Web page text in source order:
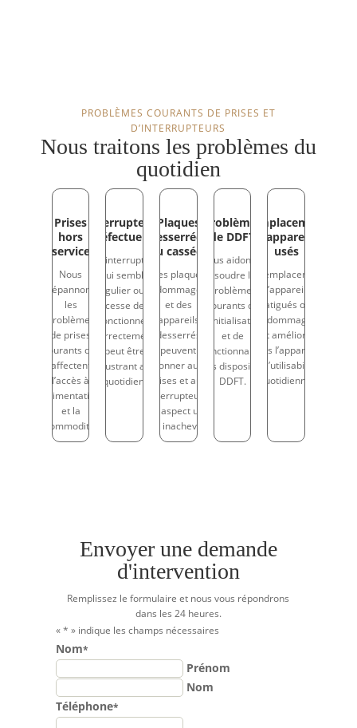
PROBLÈMES COURANTS DE PRISES ET
D’INTERRUPTEURS
Nous traitons les problèmes du
quotidien
Prises
hors
service
Nous
dépannons
les
problèmes
de prises
courants qui
affectent
l’accès à
l’alimentation
et la
commodité.
Interrupteurs
défectueux
Un interrupteur
qui semble
irrégulier ou qui
cesse de
fonctionner
correctement
peut être
frustrant au
quotidien.
Plaques
desserrées
ou cassées
Des plaques
endommagées
et des
appareils
desserrés
peuvent
donner aux
prises et aux
interrupteurs
un aspect usé
et inachevé.
Problèmes
de DDFT
Nous aidons à
résoudre les
problèmes
courants de
réinitialisation
et de
fonctionnalité
des dispositifs
DDFT.
Remplacement
d’appareils
usés
Le remplacement
d’appareils
fatigués ou
endommagés
peut améliorer à
la fois l’apparence
et l’utilisabilité
quotidienne.
Envoyer une demande
d'intervention
Remplissez le formulaire et nous vous répondrons
dans les 24 heures.
«* » indique les champs nécessaires
Nom*
Prénom
Nom
Téléphone*